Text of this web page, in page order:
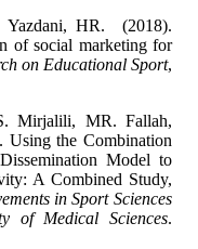
Yazdani, HR. (2018).
of social marketing for
on Educational Sport,
Mirjalili, MR. Fallah,
Using the Combination
Model to
A Combined Study,
in Sport Sciences
of Medical Sciences.